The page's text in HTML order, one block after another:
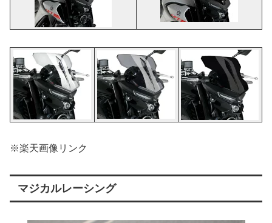
※楽天画像リンク
マジカルレーシング